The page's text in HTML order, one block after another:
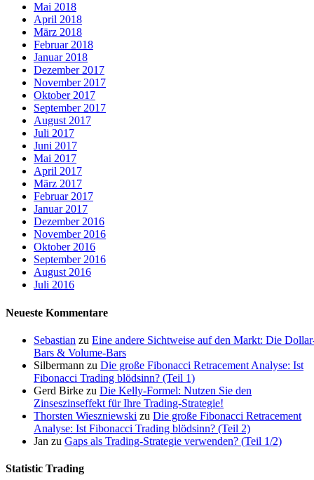
Mai 2018
April 2018
März 2018
Februar 2018
Januar 2018
Dezember 2017
November 2017
Oktober 2017
September 2017
August 2017
Juli 2017
Juni 2017
Mai 2017
April 2017
März 2017
Februar 2017
Januar 2017
Dezember 2016
November 2016
Oktober 2016
September 2016
August 2016
Juli 2016
Neueste Kommentare
Sebastian zu Eine andere Sichtweise auf den Markt: Die
Bars & Volume-Bars
Silbermann zu Die große Fibonacci Retracement Analyse: Ist
Fibonacci Trading blödsinn? (Teil 1)
Gerd Birke zu Die Kelly-Formel: Nutzen Sie den
Zinseszinseffekt für Ihre Trading-Strategie!
Thorsten Wieszniewski zu Die große Fibonacci Retracement
Analyse: Ist Fibonacci Trading blödsinn? (Teil 2)
Jan zu Gaps als Trading-Strategie verwenden? (Teil 1/2)
Statistic Trading